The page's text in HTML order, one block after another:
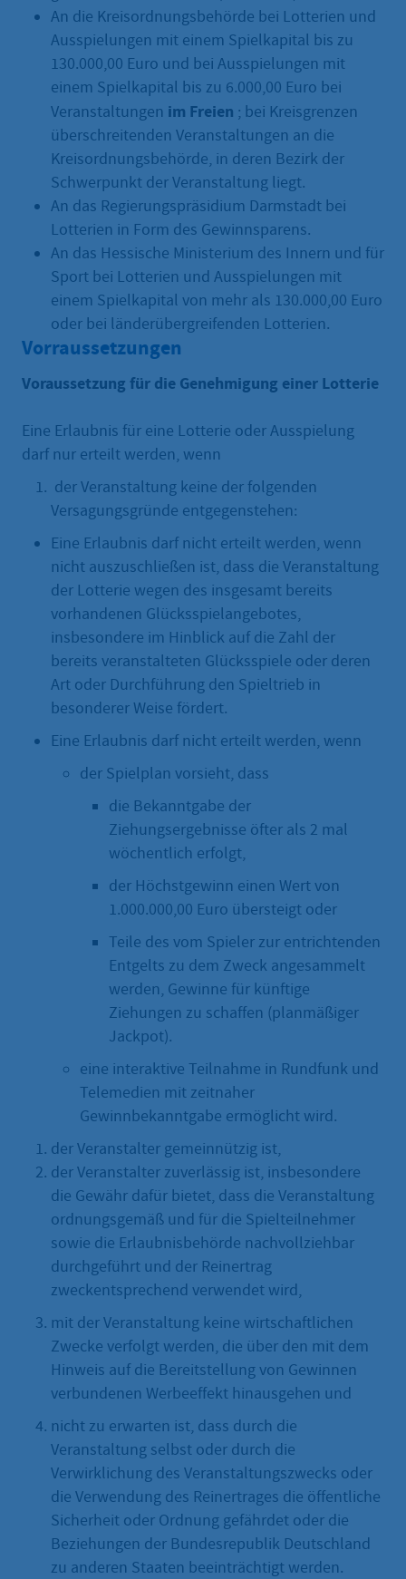
An die Kreisordnungsbehörde bei Lotterien und
Ausspielungen mit einem Spielkapital bis zu
130.000,00 Euro und bei Ausspielungen mit
einem Spielkapital bis zu 6.000,00 Euro bei
Veranstaltungen im Freien ; bei Kreisgrenzen
überschreitenden Veranstaltungen an die
Kreisordnungsbehörde, in deren Bezirk der
Schwerpunkt der Veranstaltung liegt.
An das Regierungspräsidium Darmstadt bei
Lotterien in Form des Gewinnsparens.
An das Hessische Ministerium des Innern und für
Sport bei Lotterien und Ausspielungen mit
einem Spielkapital von mehr als 130.000,00 Euro
oder bei länderübergreifenden Lotterien.
Vorraussetzungen
Voraussetzung für die Genehmigung einer Lotterie
Eine Erlaubnis für eine Lotterie oder Ausspielung
darf nur erteilt werden, wenn
der Veranstaltung keine der folgenden
Versagungsgründe entgegenstehen:
Eine Erlaubnis darf nicht erteilt werden, wenn
nicht auszuschließen ist, dass die Veranstaltung
der Lotterie wegen des insgesamt bereits
vorhandenen Glücksspielangebotes,
insbesondere im Hinblick auf die Zahl der
bereits veranstalteten Glücksspiele oder deren
Art oder Durchführung den Spieltrieb in
besonderer Weise fördert.
Eine Erlaubnis darf nicht erteilt werden, wenn
der Spielplan vorsieht, dass
die Bekanntgabe der
Ziehungsergebnisse öfter als 2 mal
wöchentlich erfolgt,
der Höchstgewinn einen Wert von
1.000.000,00 Euro übersteigt oder
Teile des vom Spieler zur entrichtenden
Entgelts zu dem Zweck angesammelt
werden, Gewinne für künftige
Ziehungen zu schaffen (planmäßiger
Jackpot).
eine interaktive Teilnahme in Rundfunk und
Telemedien mit zeitnaher
Gewinnbekanntgabe ermöglicht wird.
der Veranstalter gemeinnützig ist,
der Veranstalter zuverlässig ist, insbesondere
die Gewähr dafür bietet, dass die Veranstaltung
ordnungsgemäß und für die Spielteilnehmer
sowie die Erlaubnisbehörde nachvollziehbar
durchgeführt und der Reinertrag
zweckentsprechend verwendet wird,
mit der Veranstaltung keine wirtschaftlichen
Zwecke verfolgt werden, die über den mit dem
Hinweis auf die Bereitstellung von Gewinnen
verbundenen Werbeeffekt hinausgehen und
nicht zu erwarten ist, dass durch die
Veranstaltung selbst oder durch die
Verwirklichung des Veranstaltungszwecks oder
die Verwendung des Reinertrages die öffentliche
Sicherheit oder Ordnung gefährdet oder die
Beziehungen der Bundesrepublik Deutschland
zu anderen Staaten beeinträchtigt werden.